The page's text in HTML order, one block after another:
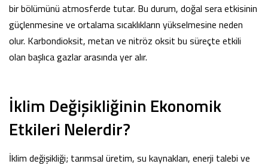
bir bölümünü atmosferde tutar. Bu durum, doğal sera etkisinin
güçlenmesine ve ortalama sıcaklıkların yükselmesine neden
olur. Karbondioksit, metan ve nitröz oksit bu süreçte etkili
olan başlıca gazlar arasında yer alır.
İklim Değişikliğinin Ekonomik
Etkileri Nelerdir?
İklim değişikliği; tarımsal üretim, su kaynakları, enerji talebi ve